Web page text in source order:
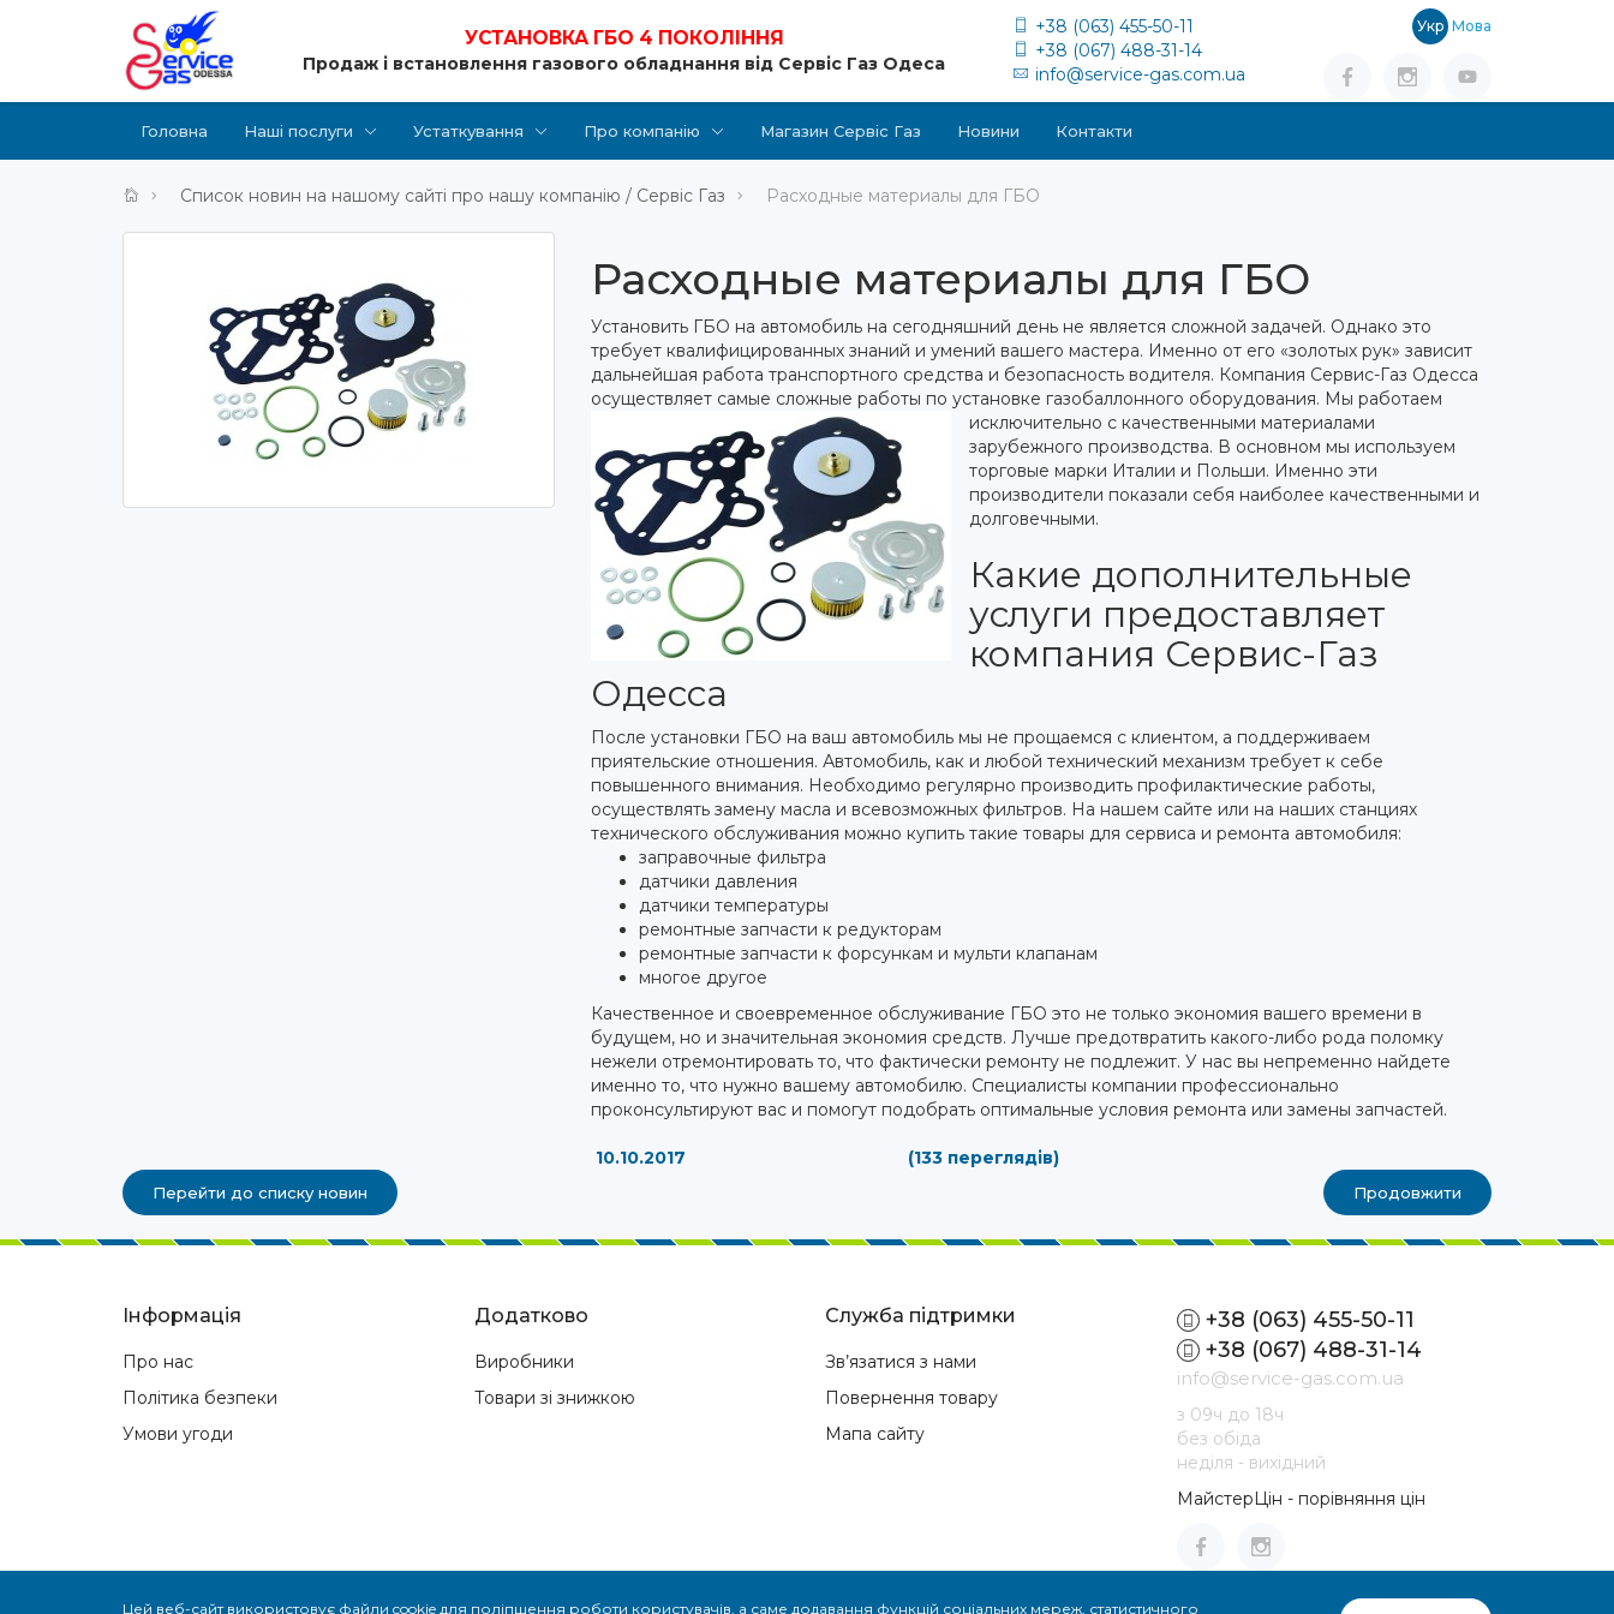
УСТАНОВКА ГБО 4 ПОКОЛІННЯ
Продаж і встановлення газового обладнання від Сервіс Газ Одеса
+38 (063) 455-50-11
+38 (067) 488-31-14
info@service-gas.com.ua
Укр Мова
Головна Наші послуги Устаткування Про компанію Магазин Сервіс Газ Новини Контакти
Список новин на нашому сайті про нашу компанію / Сервіс Газ Расходные материалы для ГБО
Расходные материалы для ГБО
Установить ГБО на автомобиль на сегодняшний день не является сложной задачей. Однако это
требует квалифицированных знаний и умений вашего мастера. Именно от его «золотых рук» зависит
дальнейшая работа транспортного средства и безопасность водителя. Компания Сервис-Газ Одесса
осуществляет самые сложные работы по установке газобаллонного оборудования. Мы работаем
исключительно с качественными материалами
зарубежного производства. В основном мы используем
торговые марки Италии и Польши. Именно эти
производители показали себя наиболее качественными и
долговечными.
Какие дополнительные
услуги предоставляет
компания Сервис-Газ
Одесса
После установки ГБО на ваш автомобиль мы не прощаемся с клиентом, а поддерживаем
приятельские отношения. Автомобиль, как и любой технический механизм требует к себе
повышенного внимания. Необходимо регулярно производить профилактические работы,
осуществлять замену масла и всевозможных фильтров. На нашем сайте или на наших станциях
технического обслуживания можно купить такие товары для сервиса и ремонта автомобиля:
заправочные фильтра
датчики давления
датчики температуры
ремонтные запчасти к редукторам
ремонтные запчасти к форсункам и мульти клапанам
многое другое
Качественное и своевременное обслуживание ГБО это не только экономия вашего времени в
будущем, но и значительная экономия средств. Лучше предотвратить какого-либо рода поломку
нежели отремонтировать то, что фактически ремонту не подлежит. У нас вы непременно найдете
именно то, что нужно вашему автомобилю. Специалисты компании профессионально
проконсультируют вас и помогут подобрать оптимальные условия ремонта или замены запчастей.
10.10.2017 (133 переглядів)
Перейти до списку новин Продовжити
Інформація
Про нас
Політика безпеки
Умови угоди
Додатково
Виробники
Товари зі знижкою
Служба підтримки
Зв’язатися з нами
Повернення товару
Мапа сайту
+38 (063) 455-50-11
+38 (067) 488-31-14
info@service-gas.com.ua
з 09ч до 18ч
без обіда
неділя - вихідний
МайстерЦін - порівняння цін
Цей веб-сайт використовує файли cookie для поліпшення роботи користувачів, а саме додавання функцій соціальних мереж, статистичного